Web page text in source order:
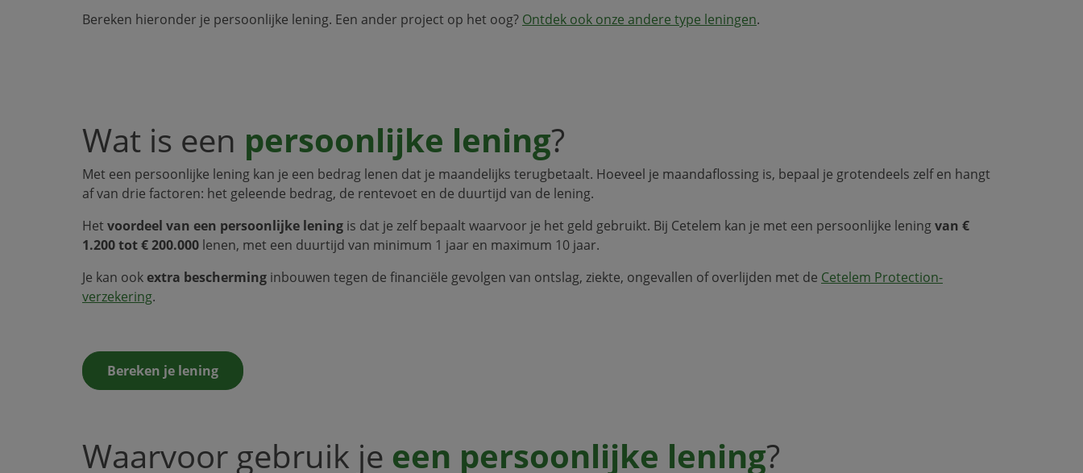
Bereken hieronder je persoonlijke lening. Een ander project op het oog? Ontdek ook onze andere type leningen.
Wat is een persoonlijke lening?
Met een persoonlijke lening kan je een bedrag lenen dat je maandelijks terugbetaalt. Hoeveel je maandaflossing is, bepaal je grotendeels zelf en hangt
af van drie factoren: het geleende bedrag, de rentevoet en de duurtijd van de lening.
Het voordeel van een persoonlijke lening is dat je zelf bepaalt waarvoor je het geld gebruikt. Bij Cetelem kan je met een persoonlijke leningvan €
1.200 tot € 200.000 lenen, met een duurtijd van minimum 1 jaar en maximum 10 jaar.
Je kan ookextra bescherming inbouwen tegen de financiële gevolgen van ontslag, ziekte, ongevallen of overlijden met de Cetelem Protection-
verzekering.
Bereken je lening
Waarvoor gebruik je een persoonlijke lening?